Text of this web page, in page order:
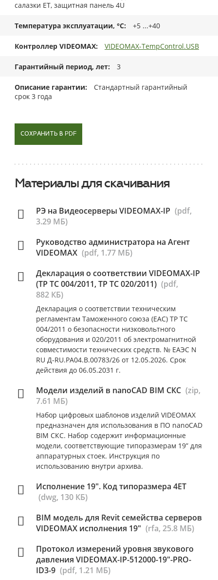
салазки ET, защитная панель 4U
Температура эксплуатации, °C +5 ...+40
Контроллер VIDEOMAX VIDEOMAX-TempControl.USB
Гарантийный период, лет 3
Описание гарантии
Стандартный гарантийный
срок 3 года
СОХРАНИТЬ В PDF
Материалы для скачивания
РЭ на Видеосерверы VIDEOMAX-IP (pdf,
3.29 МБ)
Руководство администратора на Агент
VIDEOMAX (pdf, 1.77 МБ)
Декларация о соответствии VIDEOMAX-IP
(ТР ТС 004/2011, ТР ТС 020/2011) (pdf,
882 КБ)
Декларация о соответствии техническим
регламентам Таможенного союза (ЕАС) ТР ТС
004/2011 о безопасности низковольтного
оборудования и 020/2011 об электромагнитной
совместимости технических средств. № ЕАЭС N
RU Д-RU.РА04.В.00783/26 от 12.05.2026. Срок
действия до 06.05.2031 г.
Модели изделий в nanoCAD BIM СКС (zip,
7.61 МБ)
Набор цифровых шаблонов изделий VIDEOMAX
предназначен для использования в ПО nanoCAD
BIM СКС. Набор содержит информационные
модели, соответствующие типоразмерам 19” для
аппаратурных стоек. Инструкция по
использованию внутри архива.
Исполнение 19". Код типоразмера 4ET
(dwg, 130 КБ)
BIM модель для Revit семейства серверов
VIDEOMAX исполнения 19" (rfa, 25.8 МБ)
Протокол измерений уровня звукового
давления VIDEOMAX-IP-512000-19"-PRO-
ID3-9 (pdf, 1.21 МБ)